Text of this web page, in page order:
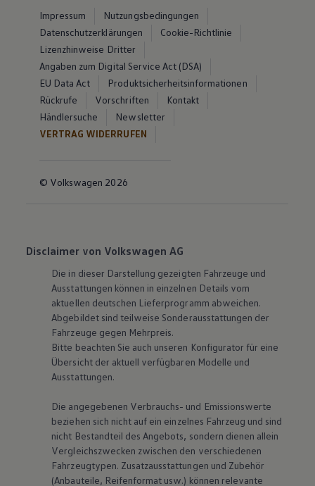
Impressum
Nutzungsbedingungen
Datenschutzerklärungen
Cookie-Richtlinie
Lizenzhinweise Dritter
Angaben zum Digital Service Act (DSA)
EU Data Act
Produktsicherheitsinformationen
Rückrufe
Vorschriften
Kontakt
Händlersuche
Newsletter
VERTRAG WIDERRUFEN
© Volkswagen 2026
Disclaimer von Volkswagen AG
Die in dieser Darstellung gezeigten Fahrzeuge und
Ausstattungen können in einzelnen Details vom
aktuellen deutschen Lieferprogramm abweichen.
Abgebildet sind teilweise Sonderausstattungen der
Fahrzeuge gegen Mehrpreis.
Bitte beachten Sie auch unseren Konfigurator für eine
Übersicht der aktuell verfügbaren Modelle und
Ausstattungen.
Die angegebenen Verbrauchs- und Emissionswerte
beziehen sich nicht auf ein einzelnes Fahrzeug und sind
nicht Bestandteil des Angebots, sondern dienen allein
Vergleichszwecken zwischen den verschiedenen
Fahrzeugtypen. Zusatzausstattungen und Zubehör
(Anbauteile, Reifenformat usw.) können relevante